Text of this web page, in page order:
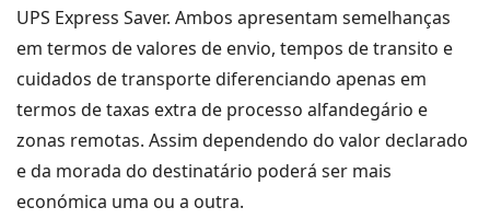
UPS Express Saver. Ambos apresentam semelhanças
em termos de valores de envio, tempos de transito e
cuidados de transporte diferenciando apenas em
termos de taxas extra de processo alfandegário e
zonas remotas. Assim dependendo do valor declarado
e da morada do destinatário poderá ser mais
económica uma ou a outra.